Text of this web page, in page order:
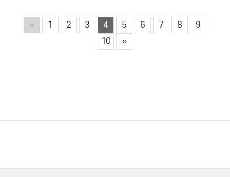
« 1 2 3 4 5 6 7 8
9
10
»